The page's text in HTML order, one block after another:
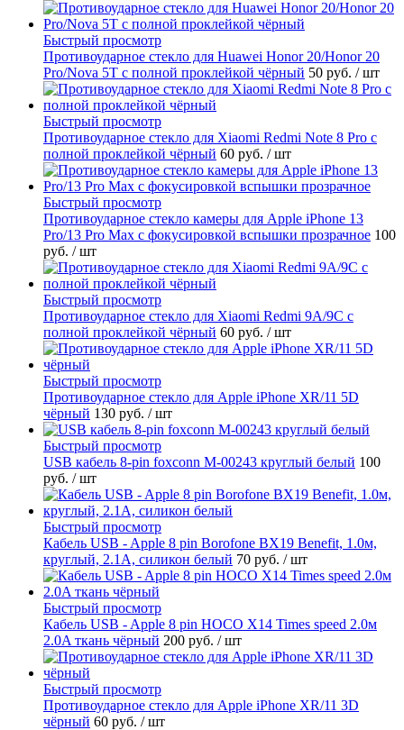
Быстрый просмотр
Противоударное стекло для Huawei Honor 20/Honor 20
Pro/Nova 5T с полной проклейкой чёрный 50 руб. / шт
Быстрый просмотр
Противоударное стекло для Xiaomi Redmi Note 8 Pro с
полной проклейкой чёрный 60 руб. / шт
Быстрый просмотр
Противоударное стекло камеры для Apple iPhone 13
Pro/13 Pro Max с фокусировкой вспышки прозрачное 100
руб. / шт
Быстрый просмотр
Противоударное стекло для Xiaomi Redmi 9A/9C с
полной проклейкой чёрный 60 руб. / шт
Быстрый просмотр
Противоударное стекло для Apple iPhone XR/11 5D
чёрный 130 руб. / шт
Быстрый просмотр
USB кабель 8-pin foxconn M-00243 круглый белый 100
руб. / шт
Быстрый просмотр
Кабель USB - Apple 8 pin Borofone BX19 Benefit, 1.0м,
круглый, 2.1A, силикон белый 70 руб. / шт
Быстрый просмотр
Кабель USB - Apple 8 pin HOCO X14 Times speed 2.0м
2.0A ткань чёрный 200 руб. / шт
Быстрый просмотр
Противоударное стекло для Apple iPhone XR/11 3D
чёрный 60 руб. / шт